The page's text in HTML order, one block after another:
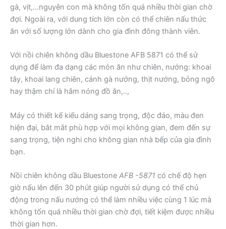
gà, vịt,…nguyên con mà không tốn quá nhiều thời gian chờ
đợi. Ngoài ra, với dung tích lớn còn có thể chiên nấu thức
ăn với số lượng lớn dành cho gia đình đông thành viên.
Với nồi chiên không dầu Bluestone AFB 5871 có thể sử
dụng để làm đa dạng các món ăn như chiên, nướng: khoai
tây, khoai lang chiên, cánh gà nướng, thịt nướng, bỏng ngô
hay thậm chí là hâm nóng đồ ăn,..,
Máy có thiết kế kiểu dáng sang trọng, độc đáo, màu đen
hiện đại, bắt mắt phù hợp với mọi không gian, đem đến sự
sang trọng, tiện nghi cho không gian nhà bếp của gia đình
bạn.
Nồi chiên không dầu Bluestone AFB -5871 có chế độ hẹn
giờ nấu lên đến 30 phút giúp người sử dụng có thể chủ
động trong nấu nướng có thể làm nhiều việc cùng 1 lúc mà
không tốn quá nhiều thời gian chờ đợi, tiết kiệm được nhiều
thời gian hơn.